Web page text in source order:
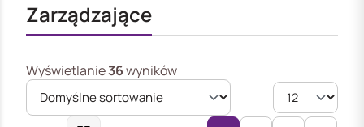
Zarządzające
Wyświetlanie36wyników